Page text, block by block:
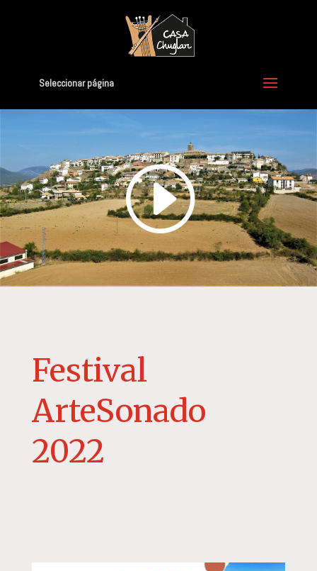
Seleccionar página
Festival
ArteSonado
2022